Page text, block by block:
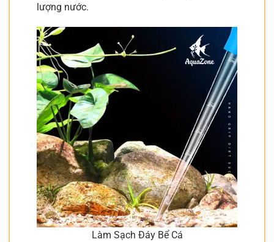
lượng nước.
Làm Sạch Đáy Bể Cá